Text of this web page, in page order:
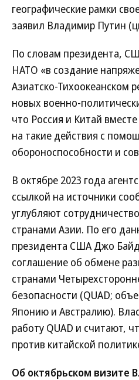
географические рамки
заявил Владимир Путин
По словам президента,
НАТО «в создание
Азиатско-Тихоокеанском
новых военно-
что Россия и Китай
на такие действия с
обороноспособности и
В октябре 2023 года
ссылкой на источники
углубляют
странами Азии. По его
президента США Джо
соглашение об обмене
странами
безопасности (QUAD;
Японию и Австралию).
работу QUAD и считают,
против китайской
Об октябрьском визите